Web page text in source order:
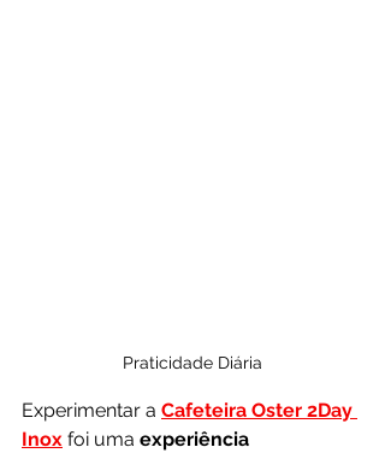
Praticidade Diária
Experimentar a Cafeteira Oster 2Day
Inox foi uma experiência